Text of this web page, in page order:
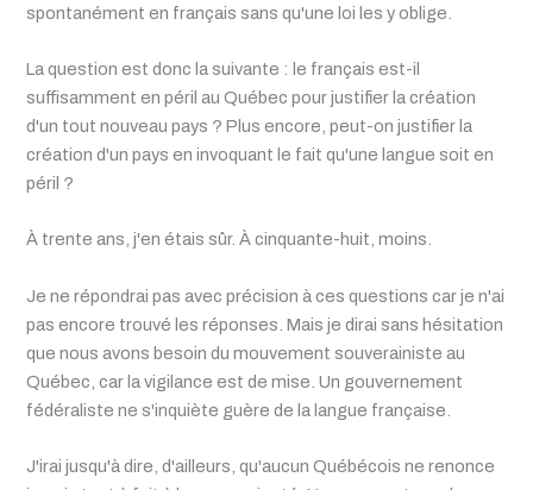
spontanément en français sans qu'une loi les y oblige.
La question est donc la suivante : le français est-il
suffisamment en péril au Québec pour justifier la création
d'un tout nouveau pays ? Plus encore, peut-on justifier la
création d'un pays en invoquant le fait qu'une langue soit en
péril ?
À trente ans, j'en étais sûr. À cinquante-huit, moins.
Je ne répondrai pas avec précision à ces questions car je n'ai
pas encore trouvé les réponses. Mais je dirai sans hésitation
que nous avons besoin du mouvement souverainiste au
Québec, car la vigilance est de mise. Un gouvernement
fédéraliste ne s'inquiète guère de la langue française.
J'irai jusqu'à dire, d'ailleurs, qu'aucun Québécois ne renonce